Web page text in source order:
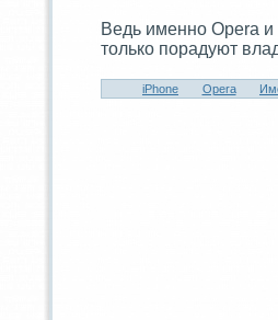
Ведь именно Opera
только порадуют
iPhone Opera